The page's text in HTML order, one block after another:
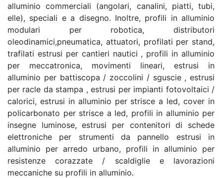
alluminio commerciali (angolari, canalini, piatti, tubi,
elle), speciali e a disegno. Inoltre, profili in alluminio
modulari per robotica, distributori
oleodinamici,pneumatica, attuatori, profilati per stand,
trafilati estrusi per cantieri nautici , profili in alluminio
per meccatronica, movimenti lineari, estrusi in
alluminio per battiscopa / zoccolini / sguscie , estrusi
per racle da stampa , estrusi per impianti fotovoltaici /
calorici, estrusi in alluminio per strisce a led, cover in
policarbonato per strisce a led, profili in alluminio per
insegne luminose, estrusi per contenitori di schede
elettroniche per strumenti da pannello estrusi in
alluminio per arredo urbano, profili in alluminio per
resistenze corazzate / scaldiglie e lavorazioni
meccaniche su profili in alluminio.